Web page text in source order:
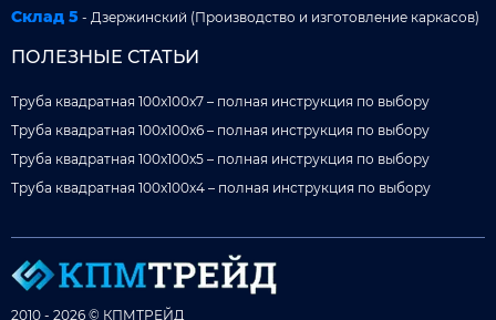
Склад 5 - Дзержинский (Производство и изготовление каркасов)
ПОЛЕЗНЫЕ СТАТЬИ
Труба квадратная 100x100x7 – полная инструкция по выбору
Труба квадратная 100x100x6 – полная инструкция по выбору
Труба квадратная 100x100x5 – полная инструкция по выбору
Труба квадратная 100x100x4 – полная инструкция по выбору
2010 - 2026 © КПМТРЕЙД